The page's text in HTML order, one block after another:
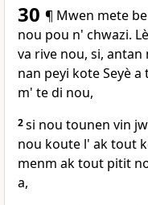
30 ¶ Mwen mete
nou pou n' chwazi.
va rive nou, si,
nan peyi kote Seyè
m' te di nou,
2si nou tounen vin
nou koute l' ak tout
menm ak tout pitit
a,